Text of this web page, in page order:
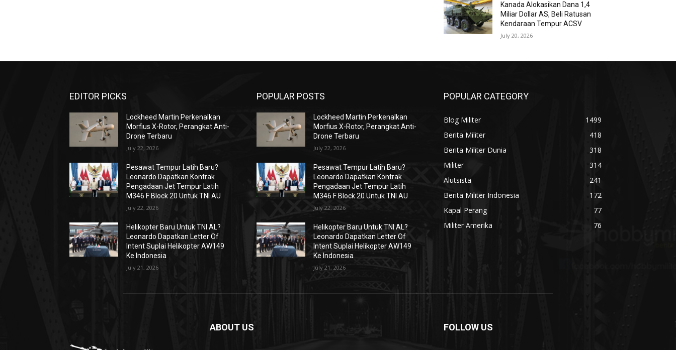
Kanada Alokasikan Dana 1,4
Miliar Dollar AS, Beli Ratusan
Kendaraan Tempur ACSV
July 20, 2026
EDITOR PICKS
Lockheed Martin Perkenalkan
Morfius X-Rotor, Perangkat Anti-
Drone Terbaru
July 22, 2026
Pesawat Tempur Latih Baru?
Leonardo Dapatkan Kontrak
Pengadaan Jet Tempur Latih
M346 F Block 20 Untuk TNI AU
July 22, 2026
Helikopter Baru Untuk TNI AL?
Leonardo Dapatkan Letter Of
Intent Suplai Helikopter AW149
Ke Indonesia
July 21, 2026
POPULAR POSTS
Lockheed Martin Perkenalkan
Morfius X-Rotor, Perangkat Anti-
Drone Terbaru
July 22, 2026
Pesawat Tempur Latih Baru?
Leonardo Dapatkan Kontrak
Pengadaan Jet Tempur Latih
M346 F Block 20 Untuk TNI AU
July 22, 2026
Helikopter Baru Untuk TNI AL?
Leonardo Dapatkan Letter Of
Intent Suplai Helikopter AW149
Ke Indonesia
July 21, 2026
POPULAR CATEGORY
Blog Militer
1499
Berita Militer
418
Berita Militer Dunia
318
Militer
314
Alutsista
241
Berita Militer Indonesia
172
Kapal Perang
77
Militer Amerika
76
ABOUT US FOLLOW US